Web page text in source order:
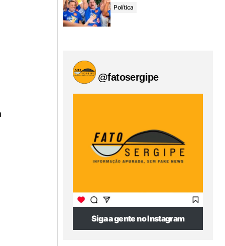
Política
@fatosergipe
Siga a gente no Instagram